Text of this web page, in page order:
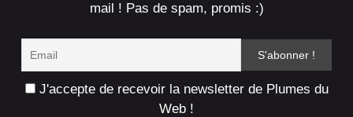
mail ! Pas de spam, promis :)
J'accepte de recevoir la newsletter de Plumes du
Web !